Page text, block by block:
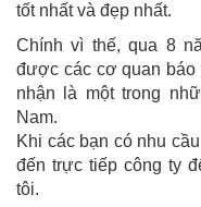
tốt nhất và đẹp nhất.
Chính vì thế, qua 8
được các cơ quan báo
nhận là một trong
Nam.
Khi các bạn có nhu
đến trực tiếp công ty
tôi.